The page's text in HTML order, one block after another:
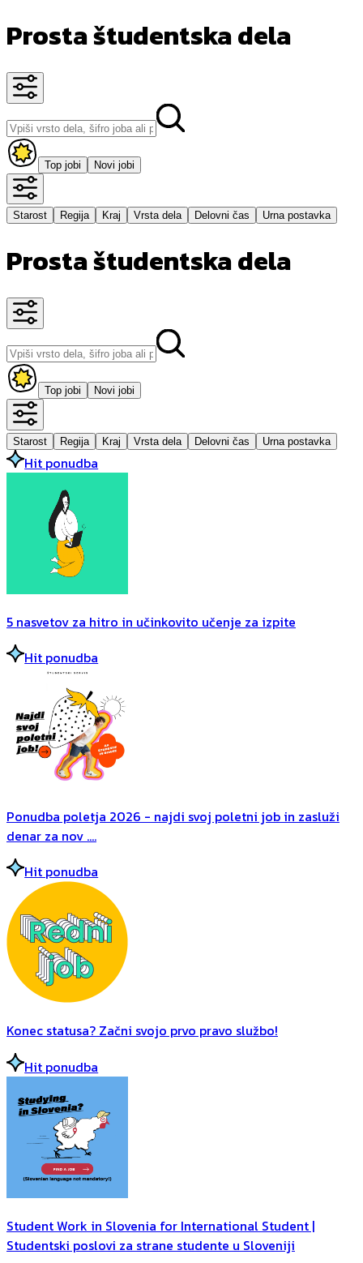
Prosta študentska dela
Top jobi Novi jobi
Starost Regija Kraj Vrsta dela Delovni čas Urna postavka
Prosta študentska dela
Top jobi Novi jobi
Starost Regija Kraj Vrsta dela Delovni čas Urna postavka
Hit ponudba
5 nasvetov za hitro in učinkovito učenje za izpite
Hit ponudba
Ponudba poletja 2026 - najdi svoj poletni job in zasluži
denar za nov ....
Hit ponudba
Konec statusa? Začni svojo prvo pravo službo!
Hit ponudba
Student Work in Slovenia for International Student |
Studentski poslovi za strane studente u Sloveniji